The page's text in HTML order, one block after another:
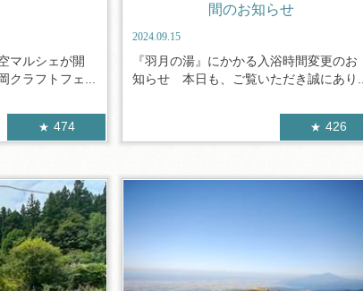
マルシェが開
クラフトフェ...
474
間のお知らせ
2024.09.15
『羽月の湯』にかかる入浴時間変更のお
知らせ 本日も、ご覧いただき誠にあり...
426